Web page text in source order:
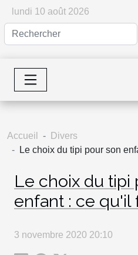
lundi 10 août 2026
Accueil
Divers
Le choix du tipi pour son
Le choix du tipi
enfant : ce qu'il
3 novembre 2020 20:10